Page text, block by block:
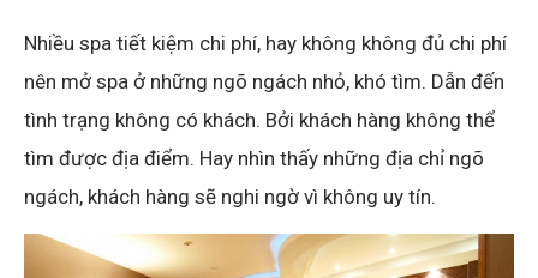
Nhiều spa tiết kiệm chi phí, hay không không đủ chi phí
nên mở spa ở những ngõ ngách nhỏ, khó tìm. Dẫn đến
tình trạng không có khách. Bởi khách hàng không thể
tìm được địa điểm. Hay nhìn thấy những địa chỉ ngõ
ngách, khách hàng sẽ nghi ngờ vì không uy tín.